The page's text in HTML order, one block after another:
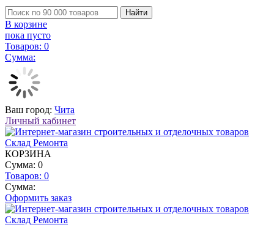
Найти
В корзине
пока пусто
Товаров: 0
Сумма:
Ваш город: Чита
Личный кабинет
КОРЗИНА
Сумма: 0
Товаров: 0
Сумма:
Оформить заказ